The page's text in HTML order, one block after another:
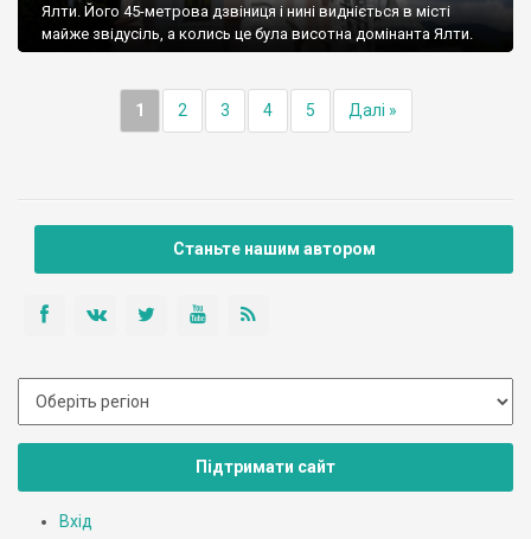
Ялти. Його 45-метрова дзвіниця і нині видніється в місті
майже звідусіль, а колись це була висотна домінанта Ялти.
1 2 3 4 5 Далі »
Станьте нашим автором
Підтримати сайт
Вхід